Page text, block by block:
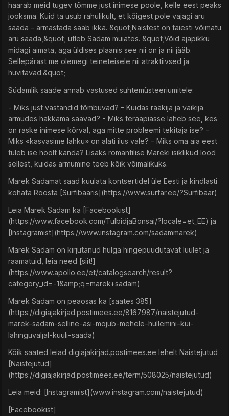
haarab meid tugev tõmme just inimese poole, kelle eest peaks
jooksma. Kuid ta usub rahulikult, et kõigest pole vajagi aru
saada - armastada saab ikka. &quot;Naistest on täiesti võimatu
aru saada,&quot; ütleb Sadam muiates. &quot;Võid ajapikku
midagi aimata, aga üldises plaanis see nii on ja nii jääb.
Sellepärast me olemegi teineteisele nii atraktiivsed ja
huvitavad.&quot;
Südamlik saade annab vastused suhtemüsteeriumitele:
- Miks just vastandid tõmbuvad? - Kuidas rääkija ja vaikija
armudes hakkama saavad? - Miks teraapiasse läheb see, kes
on raske inimese kõrval, aga mitte probleemi tekitaja ise? -
Miks «kasvasime lahku» on alati ilus vale? - Miks oma aia eest
tuleb ise hoolt kanda? Lisaks romantilise Mareki isiklikud lood
sellest, kuidas armumine teeb kõik võimalikuks.
Marek Sadamat saad kuulata kontsertidel üle Eesti ja kindlasti
kohata Roosta [Surfibaaris](https://www.surfar.ee/?Surfibaar)
Leia Marek Sadam ka [Facebookist]
(https://www.facebook.com/TulbidjaBonsai/?locale=et_EE) ja
[Instagramist](https://www.instagram.com/sadammarek)
Marek Sadam on kirjutanud hulga hingepuudutavat luulet ja
raamatuid, leia need [siit!]
(https://www.apollo.ee/et/catalogsearch/result?
category_id=-1&amp;q=marek+sadam)
Marek Sadam on peaosas ka [saates 385]
(https://digiajakirjad.postimees.ee/8167987/naistejutud-
marek-sadam-selline-asi-mojub-mehele-hullemini-kui-
lahinguvaljal-kuuli-saada)
Kõik saated leiad digiajakirjad.postimees.ee lehelt Naistejutud
[Naistejutud]
(https://digiajakirjad.postimees.ee/term/508025/naistejutud)
Leia meid: [Instagramist](www.instagram.com/naistejutud)
[Facebookist]